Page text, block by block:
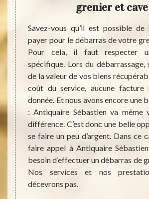
sans
le
ont
soit.
leur
a su
grenier et cave
Savez-vous qu’il est possible de
payer pour le débarras de votre
Pour cela, il faut respecter
spécifique. Lors du débarrassage,
de la valeur de vos biens
coût du service, aucune facture
donnée. Et nous avons encore une
: Antiquaire Sébastien va même
différence. C’est donc une belle
se faire un peu d’argent. Dans ce
faire appel à Antiquaire
besoin d’effectuer un débarras de
Nos services et nos
décevrons pas.